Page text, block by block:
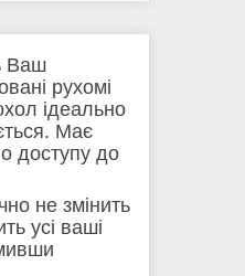
Ваш
рухомі
ідеально
Має
доступу до
не змінить
усі ваші